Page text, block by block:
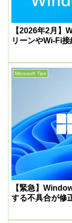
【2026年2月】
リーンやWi-Fi
Microsoft Tips
【緊急】
する不具合が修